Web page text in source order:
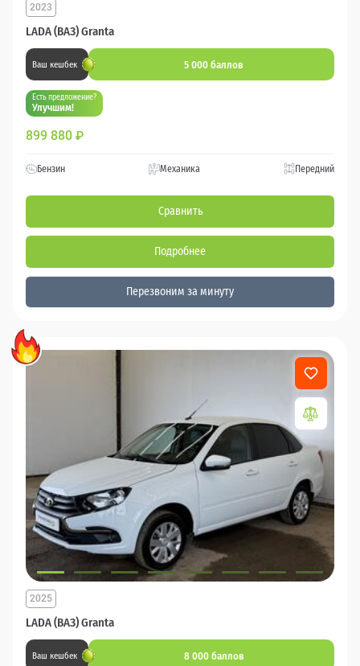
LADA (ВАЗ) Granta
2023
Ваш кешбек 5 000 баллов
Есть предложение?
Улучшим!
899 880 ₽
Бензин Механика Передний
Сравнить
Подробнее
Перезвоним за минуту
LADA (ВАЗ) Granta
2025
Ваш кешбек 8 000 баллов